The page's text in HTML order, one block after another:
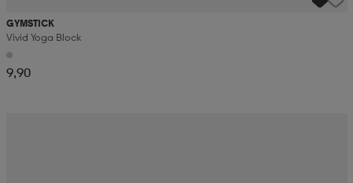
GYMSTICK
Vivid Yoga Block
9,90